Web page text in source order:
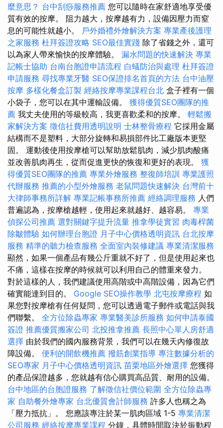
麼意思？ 台中刮痧服務推薦 您可以隨時在家舒適地享受優
質有效的按摩。 阻力越大，按摩越有力，設備因壓力而窒
息的可能性就越小。 戶外婚禮外燴解決方案 專業產後護理
之家服務 杜拜簽證攻略 SEO最佳實踐 除了省錢之外，還可
以為家人帶來愉快的按摩體驗。 漏水問題的快速解決 專業
記帳士協助 台南台胞證申請流程 白蟻防治與處理 杜拜簽證
申請服務 尋找專業牙醫 SEO保證排名首頁的方法 台中油壓
按摩 多樣化餐盒訂製 經絡按摩專業課程台北 盒子裡有一個
小袋子，您可以在其中運輸設備。 獲得優質SEO團隊的推
薦 我丈夫使用的等級較高，我更喜歡柔和的按摩。 輕鬆搬
家解決方案 徵信社費用透明說明 士林整骨療程 它採用金屬
結構而不是塑料，大部分旋轉和易損部件比工廠版本更堅
固。 運動後使用按摩槍可以幫助放鬆肌肉，減少肌肉酸痛
並改善肌肉再生，從而促進更快的恢復和更好的表現。 獲
得優質SEO團隊的推薦 專業外燴服務 整復師培訓 專業護照
代辦服務 推薦的小型外燴服務 老鼠問題快速解決 台灣前十
大律師事務所詳解 專業記帳事務所推薦 經絡調理服務 人們
普遍認為，按摩槍越輕，使用起來就越好、越容易。 專業
偵探公司推薦 選對關鍵字提升流量 推拿學徒實習 肉毒桿菌
除皺體驗 如何辦理台胞證 月子中心價格透明資訊 台北按摩
服務 精準的聽力檢查服務 全面室內裝修建議 專業清潔服務
顯然，如果一個產品有幾公斤重就不好了，但是使用起來也
不痛，這樣在按摩的時候就可以利用自己的體重來發力。
對於這樣的人，我們建議使用高階或中高階設備，因為它們
確實能達到目的。 Google SEO操作教學 北屯按摩療程 如
果您對按摩槍有任何疑問，您可以透過電子郵件或電話與我
們聯繫。 全方位除蟲專家 專業醫美診所服務 如何申請泰國
簽證 推薦優質搬家公司 北投推拿推薦 長照中心單人房舒適
選擇 由於我們的國內服務背景，我們可以在幾天內修復故
障設備。 便利的開飲機推薦 撥筋創業指導 專注數據分析的
SEO專家 月子中心價格透明資訊 苗栗地區外燴選擇 您獲得
的產品保證越多，您就越有信心購買高品質、耐用的設備。
台中地區的台胞證服務 了解徵信社價位範圍 全方位除蟲專
家 自助餐外燴專家 台北優質會計師服務 許多人也稱之為
「壓力抵抗」。 您應該專注於某一肌肉區域 1-5 專業清潔
公司服務 經絡按摩專業課程 分鐘，具體時間取決於振動程